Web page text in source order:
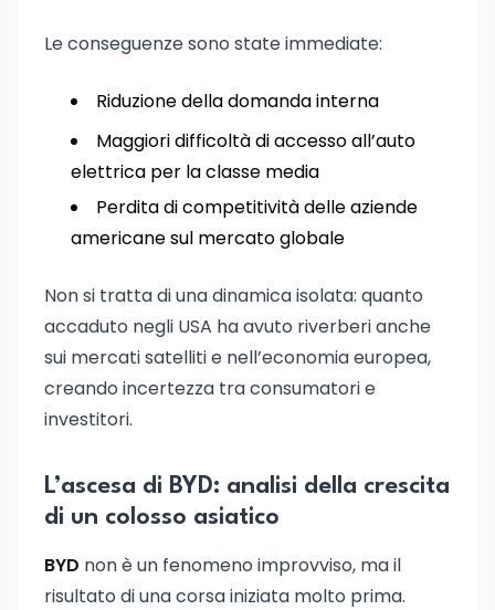
Le conseguenze sono state immediate:
Riduzione della domanda interna
Maggiori difficoltà di accesso all’auto
elettrica per la classe media
Perdita di competitività delle aziende
americane sul mercato globale
Non si tratta di una dinamica isolata: quanto
accaduto negli USA ha avuto riverberi anche
sui mercati satelliti e nell’economia europea,
creando incertezza tra consumatori e
investitori.
L’ascesa di BYD: analisi della crescita
di un colosso asiatico
BYD non è un fenomeno improvviso, ma il
risultato di una corsa iniziata molto prima.